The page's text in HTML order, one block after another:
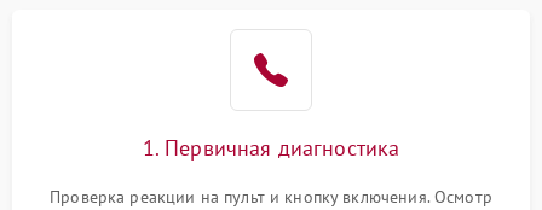
1. Первичная диагностика
Проверка реакции на пульт и кнопку включения. Осмотр